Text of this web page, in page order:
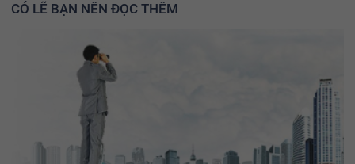
CÓ LẼ BẠN NÊN ĐỌC THÊM